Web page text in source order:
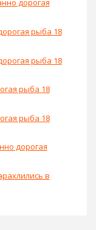
дорогая
рыба 18
рыба 18
рыба 18
рыба 18
дорогая
в